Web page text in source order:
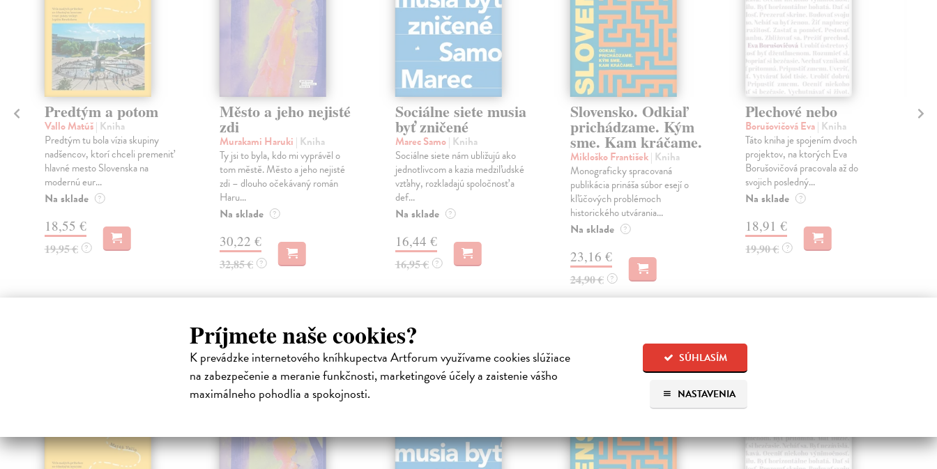
Príjmete naše cookies?
K prevádzke internetového kníhkupectva Artforum využívame cookies slúžiace
na zabezpečenie a meranie funkčnosti, marketingové účely a zaistenie vášho
maximálneho pohodlia a spokojnosti.
SÚHLASÍM
NASTAVENIA
Predtým a potom
Vallo Matúš| Kniha
Predtým tu bola vízia skupiny
nadšencov, ktorí chceli premeniť
hlavné mesto Slovenska na
modernú eur...
Na sklade ?
18,55 €
19,95 € ?
Město a jeho nejisté
zdi
Murakami Haruki | Kniha
Ty jsi to byla, kdo mi vyprávěl o
tom městě. Město a jeho nejisté
zdi – dlouho očekávaný román
Haru...
Na sklade ?
30,22 €
32,85 € ?
Sociálne siete musia
byť zničené
Marec Samo| Kniha
Sociálne siete nám ubližujú ako
jednotlivcom a kazia medziľudské
vzťahy, rozkladajú spoločnosť a
def...
Na sklade ?
16,44 €
16,95 € ?
Slovensko. Odkiaľ
prichádzame. Kým
sme. Kam kráčame.
Mikloško František| Kniha
Monograficky spracovaná
publikácia prináša súbor esejí o
kľúčových problémoch
historického utvárania...
Na sklade ?
23,16 €
24,90 € ?
Plechové nebo
Borušovičová Eva| Kniha
Táto kniha je spojením dvoch
projektov, na ktorých Eva
Borušovičová pracovala až do
svojich posledný...
Na sklade ?
18,91 €
19,90 € ?
Čitatelia s podobným vkusom si kúpili aj:
na sklade
na sklade